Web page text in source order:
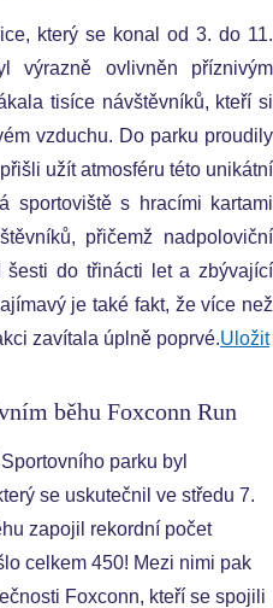
který se konal od 3. do 11.
ovlivněn příznivým
tisíce návštěvníků, kteří si
vzduchu. Do parku proudily
užít atmosféru této unikátní
sportoviště s hracími kartami
přičemž nadpoloviční
do třinácti let a zbývající
je také fakt, že více než
zavítala úplně poprvé.Uložit
běhu Foxconn Run
parku byl
se uskutečnil ve středu 7.
zapojil rekordní počet
celkem 450! Mezi nimi pak
Foxconn, kteří se spojili